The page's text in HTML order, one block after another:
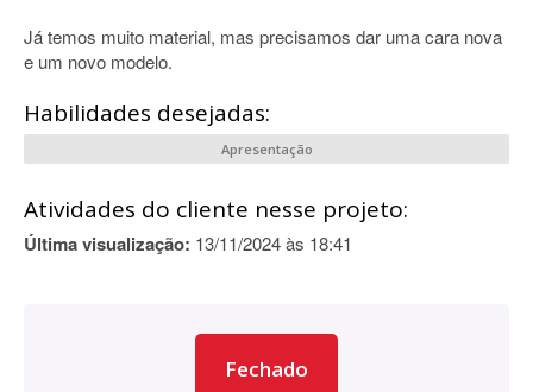
Já temos muito material, mas precisamos dar uma cara nova
e um novo modelo.
Habilidades desejadas:
Apresentação
Atividades do cliente nesse projeto:
Última visualização: 13/11/2024 às 18:41
Fechado